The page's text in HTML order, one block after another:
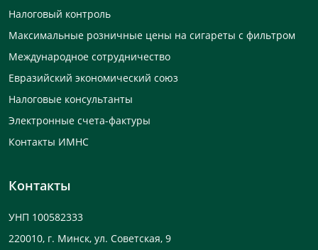
Налоговый контроль
Максимальные розничные цены на сигареты с фильтром
Международное сотрудничество
Евразийский экономический союз
Налоговые консультанты
Электронные счета-фактуры
Контакты ИМНС
Контакты
УНП 100582333
220010, г. Минск, ул. Советская, 9